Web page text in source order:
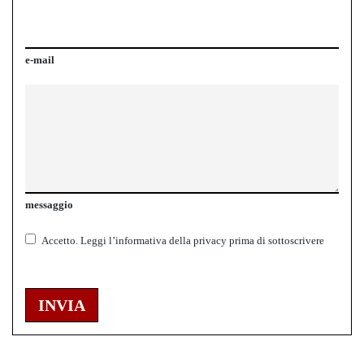
e-mail
messaggio
Accetto. Leggi l’informativa della privacy prima di sottoscrivere
INVIA